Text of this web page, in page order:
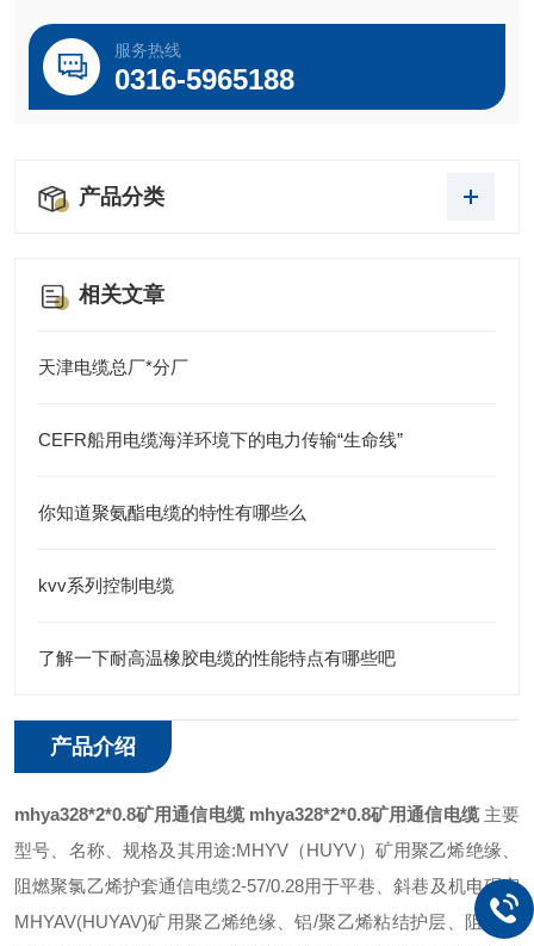
服务热线
0316-5965188
产品分类
相关文章
天津电缆总厂*分厂
CEFR船用电缆海洋环境下的电力传输“生命线”
你知道聚氨酯电缆的特性有哪些么
kvv系列控制电缆
了解一下耐高温橡胶电缆的性能特点有哪些吧
产品介绍
mhya328*2*0.8矿用通信电缆 mhya328*2*0.8矿用通信电缆主要
型号、名称、规格及其用途:MHYV（HUYV）矿用聚乙烯绝缘、
阻燃聚氯乙烯护套通信电缆2-57/0.28用于平巷、斜巷及机电硐室
MHYAV(HUYAV)矿用聚乙烯绝缘、铝/聚乙烯粘结护层、阻燃聚